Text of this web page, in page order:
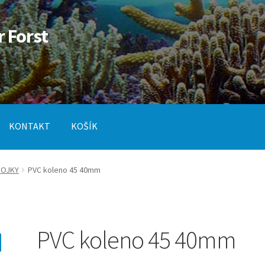
Forst
KONTAKT KOŠÍK
Pokladna SLUŽBY
PVC koleno 45 40mm
PVC koleno 45 40mm